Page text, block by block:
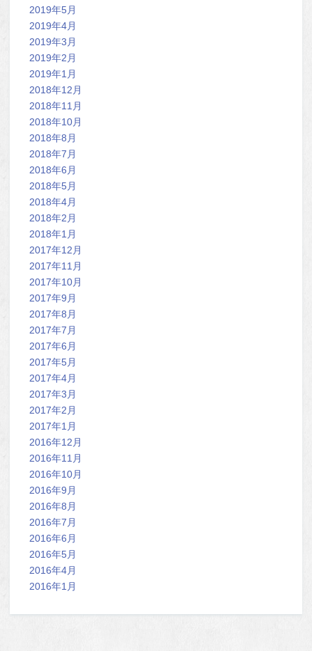
2019年5月
2019年4月
2019年3月
2019年2月
2019年1月
2018年12月
2018年11月
2018年10月
2018年8月
2018年7月
2018年6月
2018年5月
2018年4月
2018年2月
2018年1月
2017年12月
2017年11月
2017年10月
2017年9月
2017年8月
2017年7月
2017年6月
2017年5月
2017年4月
2017年3月
2017年2月
2017年1月
2016年12月
2016年11月
2016年10月
2016年9月
2016年8月
2016年7月
2016年6月
2016年5月
2016年4月
2016年1月